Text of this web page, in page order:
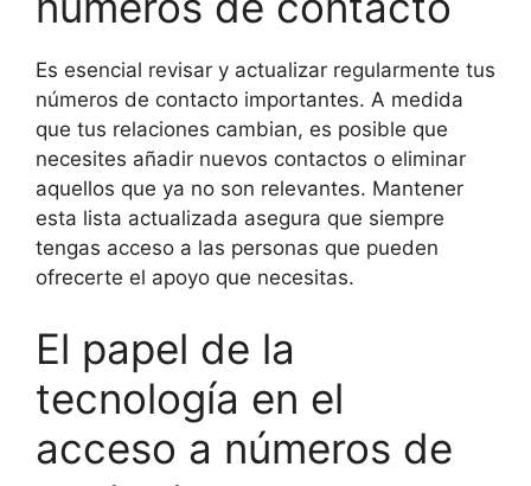
Es esencial revisar y actualizar regularmente tus
números de contacto importantes. A medida
que tus relaciones cambian, es posible que
necesites añadir nuevos contactos o eliminar
aquellos que ya no son relevantes. Mantener
esta lista actualizada asegura que siempre
tengas acceso a las personas que pueden
ofrecerte el apoyo que necesitas.
El papel de la
tecnología en el
acceso a números de